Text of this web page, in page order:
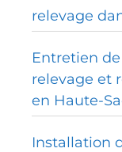
relevage
Entretien
relevage et
en Haute-
Installation